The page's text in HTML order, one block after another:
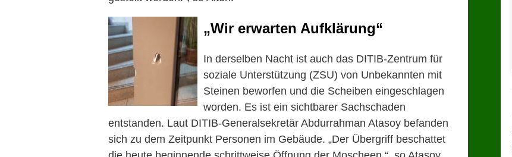
„Wir erwarten Aufklärung“
In derselben Nacht ist auch das DITIB-Zentrum für
soziale Unterstützung (ZSU) von Unbekannten mit
Steinen beworfen und die Scheiben eingeschlagen
worden. Es ist ein sichtbarer Sachschaden
entstanden. Laut DITIB-Generalsekretär Abdurrahman Atasoy befanden
sich zu dem Zeitpunkt Personen im Gebäude. „Der Übergriff beschattet